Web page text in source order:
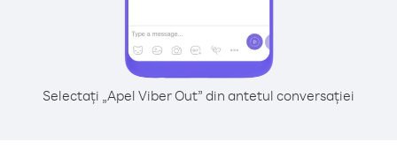
Selectați „Apel Viber Out” din antetul conversației